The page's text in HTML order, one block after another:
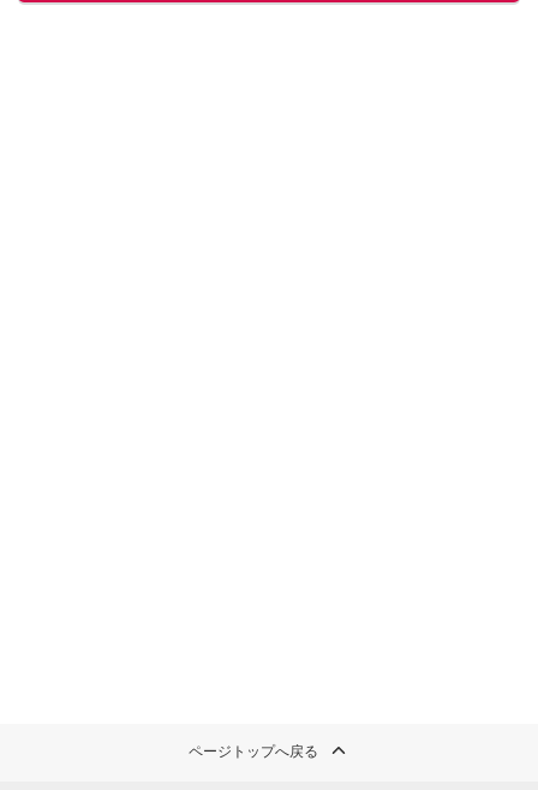
ニュースでフォローしてください！
ページトップへ戻る